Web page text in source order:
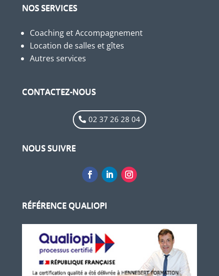
NOS SERVICES
Coaching et Accompagnement
Location de salles et gîtes
Autres services
CONTACTEZ-NOUS
02 37 26 28 04
NOUS SUIVRE
RÉFÉRENCE QUALIOPI